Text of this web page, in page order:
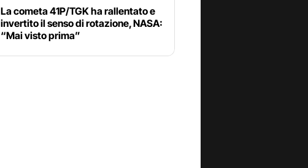
La cometa 41P/TGK ha rallentato e
invertito il senso di rotazione, NASA:
“Mai visto prima”